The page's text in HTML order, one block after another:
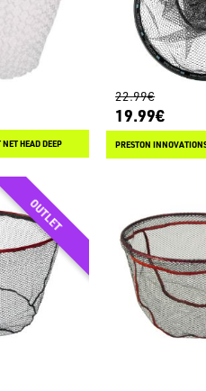
NET HEAD DEEP
22.99€
19.99€